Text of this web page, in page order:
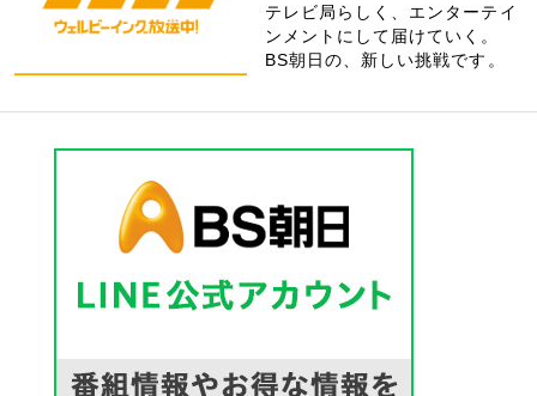
テレビ局らしく、エンターテイ
ンメントにして届けていく。
BS朝日の、新しい挑戦です。